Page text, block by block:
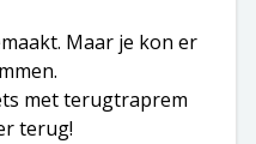
Maar je kon er
met terugtraprem
terug!